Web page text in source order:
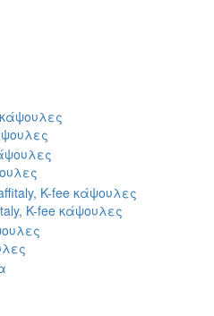
K-fee κάψουλες